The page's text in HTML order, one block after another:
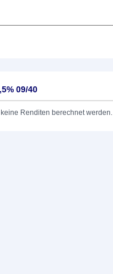
09/40
Renditen berechnet werden.